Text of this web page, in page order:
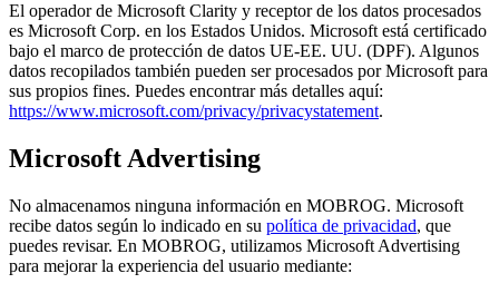
El operador de Microsoft Clarity y receptor de los datos procesados
es Microsoft Corp. en los Estados Unidos. Microsoft está certificado
bajo el marco de protección de datos UE-EE. UU. (DPF). Algunos
datos recopilados también pueden ser procesados por Microsoft para
sus propios fines. Puedes encontrar más detalles aquí:
https://www.microsoft.com/privacy/privacystatement.
Microsoft Advertising
No almacenamos ninguna información en MOBROG. Microsoft
recibe datos según lo indicado en su política de privacidad, que
puedes revisar. En MOBROG, utilizamos Microsoft Advertising
para mejorar la experiencia del usuario mediante: